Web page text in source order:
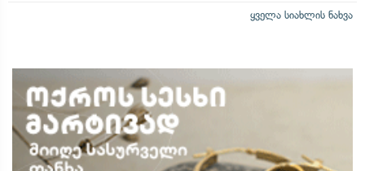
ყველა სიახლის ნახვა